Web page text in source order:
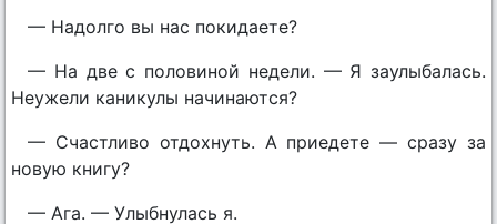
— Надолго вы нас покидаете?
— На две с половиной недели. — Я заулыбалась.
Неужели каникулы начинаются?
— Счастливо отдохнуть. А приедете — сразу за
новую книгу?
— Ага. — Улыбнулась я.